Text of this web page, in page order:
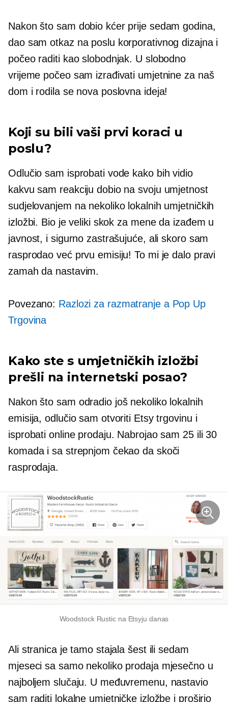
Nakon što sam dobio kćer prije sedam godina,
dao sam otkaz na poslu korporativnog dizajna i
počeo raditi kao slobodnjak. U slobodno
vrijeme počeo sam izrađivati ​​umjetnine za naš
dom i rodila se nova poslovna ideja!
Koji su bili vaši prvi koraci u
poslu?
Odlučio sam isprobati vode kako bih vidio
kakvu sam reakciju dobio na svoju umjetnost
sudjelovanjem na nekoliko lokalnih umjetničkih
izložbi. Bio je veliki skok za mene da izađem u
javnost, i sigurno zastrašujuće, ali skoro sam
rasprodao već prvu emisiju! To mi je dalo pravi
zamah da nastavim.
Povezano: Razlozi za razmatranje a Pop Up
Trgovina
Kako ste s umjetničkih izložbi
prešli na internetski posao?
Nakon što sam odradio još nekoliko lokalnih
emisija, odlučio sam otvoriti Etsy trgovinu i
isprobati online prodaju. Nabrojao sam 25 ili 30
komada i sa strepnjom čekao da skoči
rasprodaja.
Woodstock Rustic na Etsyju danas
Ali stranica je tamo stajala šest ili sedam
mjeseci sa samo nekoliko prodaja mjesečno u
najboljem slučaju. U međuvremenu, nastavio
sam raditi lokalne umjetničke izložbe i proširio